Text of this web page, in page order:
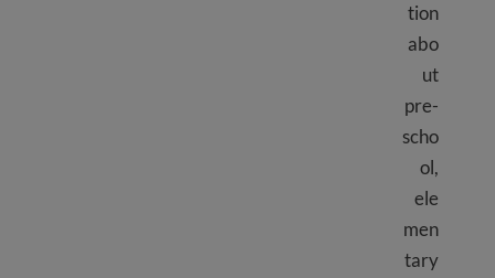
tion
abo
ut
pre-
scho
ol,
ele
men
tary